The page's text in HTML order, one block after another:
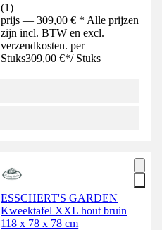
(1)
prijs — 309,00 € * Alle prijzen
zijn incl. BTW en excl.
verzendkosten. per
Stuks309,00 €*/ Stuks
ESSCHERT'S GARDEN
Kweektafel XXL hout bruin
118 x 78 x 78 cm